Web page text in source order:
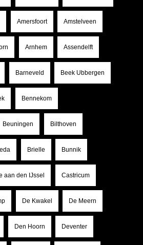
Amersfoort Amstelveen
Arnhem Assendelft
Barneveld Beek Ubbergen
Bennekom
Beuningen Bilthoven
Brielle Bunnik
aan den IJssel Castricum
De Kwakel De Meern
Den Hoorn Deventer